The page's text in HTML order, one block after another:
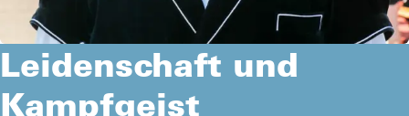
Leidenschaft und
Kampfgeist